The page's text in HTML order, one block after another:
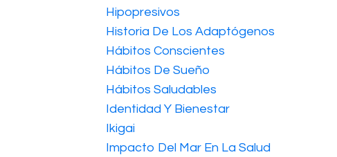
Hipopresivos
Historia De Los Adaptógenos
Hábitos Conscientes
Hábitos De Sueño
Hábitos Saludables
Identidad Y Bienestar
Ikigai
Impacto Del Mar En La Salud